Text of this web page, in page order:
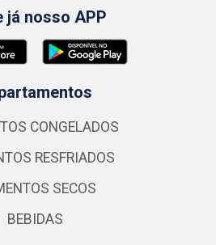
já nosso APP
CONGELADOS
RESFRIADOS
SECOS
BEBIDAS